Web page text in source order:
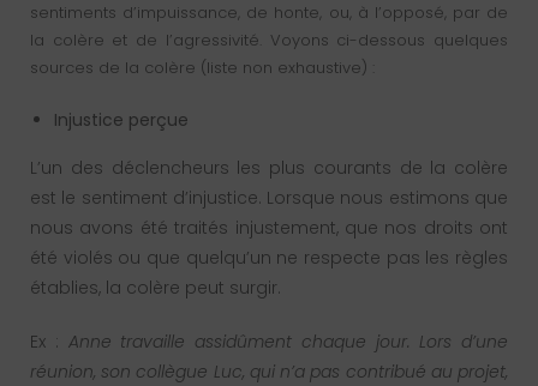
sentiments d’impuissance, de honte, ou, à l’opposé, par de
la colère et de l’agressivité. Voyons ci-dessous quelques
sources de la colère (liste non exhaustive) :
Injustice perçue
L’un des déclencheurs les plus courants de la colère
est le sentiment d’injustice. Lorsque nous estimons que
nous avons été traités injustement, que nos droits ont
été violés ou que quelqu’un ne respecte pas les règles
établies, la colère peut surgir.
Ex : Anne travaille assidûment chaque jour. Lors d’une
réunion, son collègue Luc, qui n’a pas contribué au projet,